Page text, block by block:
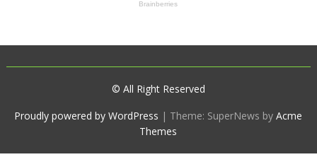
© All Right Reserved
Proudly powered by WordPress | Theme: SuperNews byAcme
Themes